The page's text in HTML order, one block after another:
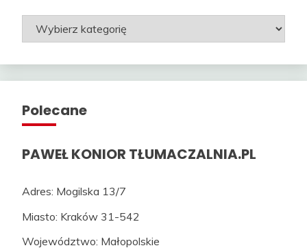
Kategorie
Polecane
PAWEŁ KONIOR TŁUMACZALNIA.PL
Adres: Mogilska 13/7
Miasto: Kraków 31-542
Województwo: Małopolskie